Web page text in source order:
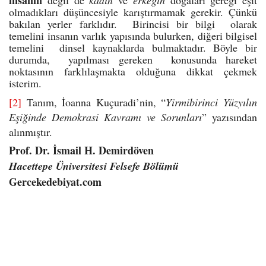
olmadıkları düşüncesiyle karıştırmamak gerekir. Çünkü
bakılan yerler farklıdır. Birincisi bir bilgi olarak
temelini insanın varlık yapısında bulurken, diğeri bilgisel
temelini dinsel kaynaklarda bulmaktadır. Böyle bir
durumda, yapılması gereken konusunda hareket
noktasının farklılaşmakta olduğuna dikkat çekmek
isterim.
[2] Tanım, İoanna Kuçuradi’nin, “Yirmibirinci Yüzyılın
Eşiğinde Demokrasi Kavramı ve Sorunları” yazısından
alınmıştır.
Prof. Dr. İsmail H. Demirdöven
Hacettepe Üniversitesi Felsefe Bölümü
Gercekedebiyat.com